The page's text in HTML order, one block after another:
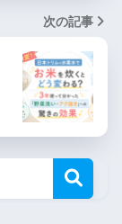
次の記事